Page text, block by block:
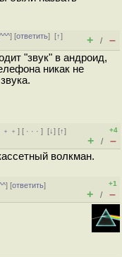
^^^] [ответить][↑]
+ / –
"звук" в андроид,
никак не
] [ · · ·][↓] [↑]
+4
+ / –
волкман.
] [ответить]
+1
+ / –